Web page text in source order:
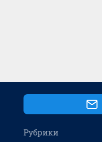
Рубрики